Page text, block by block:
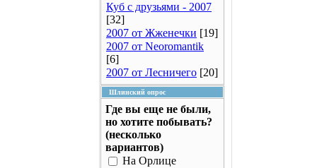
Куб с друзьями - 2007
[32]
2007 от Жженечки [19]
2007 от Neoromantik
[6]
2007 от Лесничего [20]
Шлинский опрос
Где вы еще не были,
но хотите побывать?
(несколько
вариантов)
На Орлице